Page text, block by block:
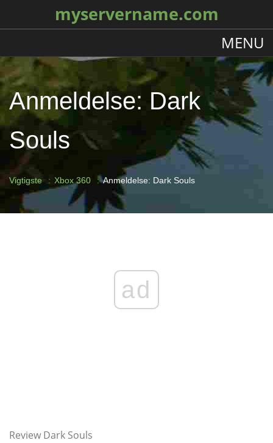
myservername.com
MENU
Anmeldelse: Dark
Souls
Vigtigste Xbox 360 Anmeldelse: Dark Souls
ad
Review Dark Souls